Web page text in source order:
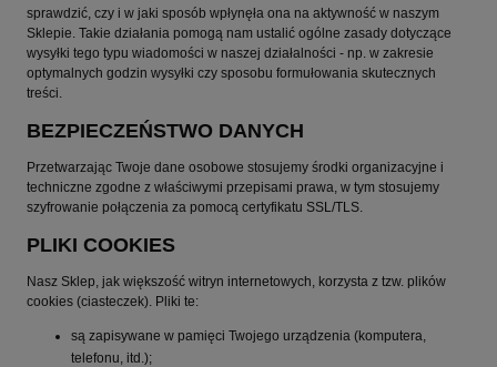
sprawdzić, czy i w jaki sposób wpłynęła ona na aktywność w naszym
Sklepie. Takie działania pomogą nam ustalić ogólne zasady dotyczące
wysyłki tego typu wiadomości w naszej działalności - np. w zakresie
optymalnych godzin wysyłki czy sposobu formułowania skutecznych
treści.
BEZPIECZEŃSTWO DANYCH
Przetwarzając Twoje dane osobowe stosujemy środki organizacyjne i
techniczne zgodne z właściwymi przepisami prawa, w tym stosujemy
szyfrowanie połączenia za pomocą certyfikatu SSL/TLS.
PLIKI COOKIES
Nasz Sklep, jak większość witryn internetowych, korzysta z tzw. plików
cookies (ciasteczek). Pliki te:
są zapisywane w pamięci Twojego urządzenia (komputera,
telefonu, itd.);